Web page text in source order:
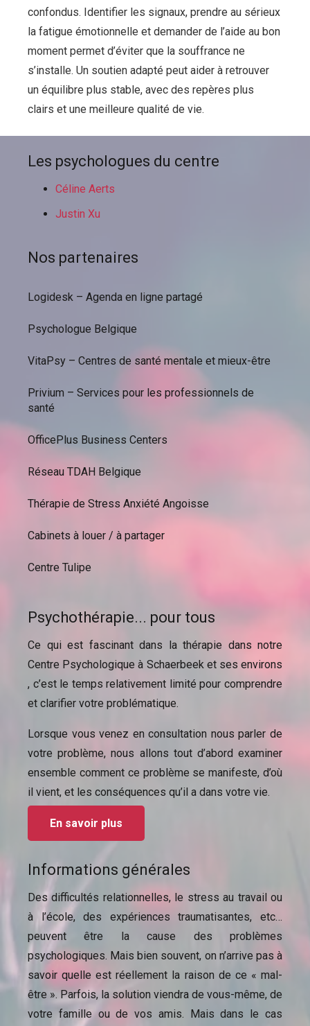
confondus. Identifier les signaux, prendre au sérieux
la fatigue émotionnelle et demander de l’aide au bon
moment permet d’éviter que la souffrance ne
s’installe. Un soutien adapté peut aider à retrouver
un équilibre plus stable, avec des repères plus
clairs et une meilleure qualité de vie.
Les psychologues du centre
Céline Aerts
Justin Xu
Nos partenaires
Logidesk – Agenda en ligne partagé
Psychologue Belgique
VitaPsy – Centres de santé mentale et mieux-être
Privium – Services pour les professionnels de
santé
OfficePlus Business Centers
Réseau TDAH Belgique
Thérapie de Stress Anxiété Angoisse
Cabinets à louer / à partager
Centre Tulipe
Psychothérapie... pour tous
Ce qui est fascinant dans la thérapie dans notre
Centre Psychologique à Schaerbeek et ses environs
, c’est le temps relativement limité pour comprendre
et clarifier votre problématique.
Lorsque vous venez en consultation nous parler de
votre problème, nous allons tout d’abord examiner
ensemble comment ce problème se manifeste, d’où
il vient, et les conséquences qu’il a dans votre vie.
En savoir plus
Informations générales
Des difficultés relationnelles, le stress au travail ou
à l’école, des expériences traumatisantes, etc…
peuvent être la cause des problèmes
psychologiques. Mais bien souvent, on n’arrive pas à
savoir quelle est réellement la raison de ce « mal-
être ». Parfois, la solution viendra de vous-même, de
votre famille ou de vos amis. Mais dans le cas